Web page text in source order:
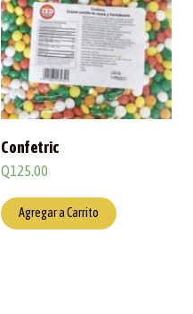
Confetric
Q125.00
Agregar a Carrito